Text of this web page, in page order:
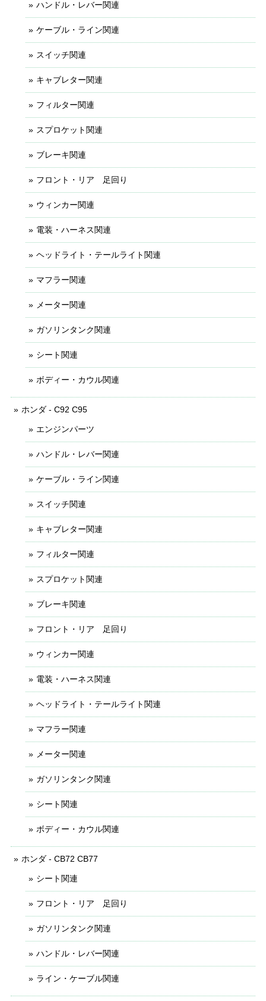
ハンドル・レバー関連
ケーブル・ライン関連
スイッチ関連
キャブレター関連
フィルター関連
スプロケット関連
ブレーキ関連
フロント・リア 足回り
ウィンカー関連
電装・ハーネス関連
ヘッドライト・テールライト関連
マフラー関連
メーター関連
ガソリンタンク関連
シート関連
ボディー・カウル関連
ホンダ - C92 C95
エンジンパーツ
ハンドル・レバー関連
ケーブル・ライン関連
スイッチ関連
キャブレター関連
フィルター関連
スプロケット関連
ブレーキ関連
フロント・リア 足回り
ウィンカー関連
電装・ハーネス関連
ヘッドライト・テールライト関連
マフラー関連
メーター関連
ガソリンタンク関連
シート関連
ボディー・カウル関連
ホンダ - CB72 CB77
シート関連
フロント・リア 足回り
ガソリンタンク関連
ハンドル・レバー関連
ライン・ケーブル関連